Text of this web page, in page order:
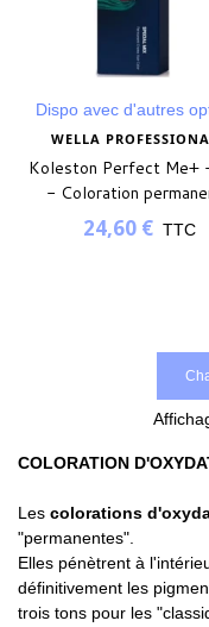
Dispo avec d'autres
WELLA
Koleston Perfect Me+
- Coloration
24,60 € TTC
COLORATION
Les colorations
"permanentes".
Elles pénètrent à
définitivement les
trois tons pour les